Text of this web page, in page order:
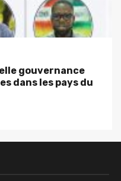
gouvernance
dans les pays du